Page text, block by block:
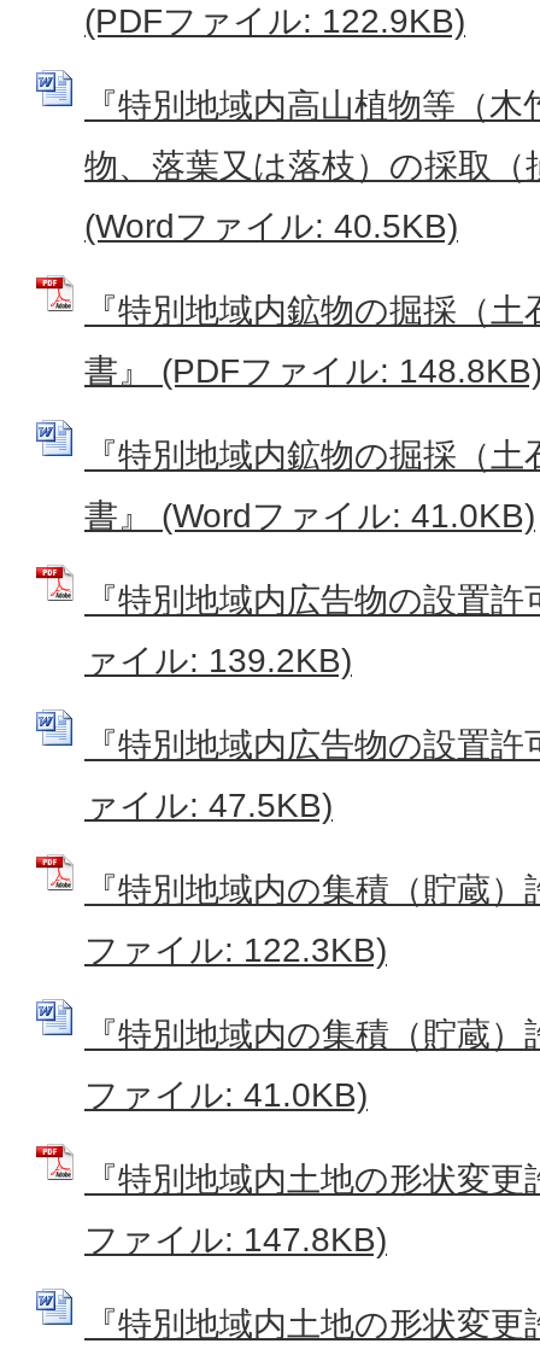
(PDFファイル: 122.9KB)
『特別地域内高山植物等（
物、落葉又は落枝）の採取（
(Wordファイル: 40.5KB)
『特別地域内鉱物の掘採（
書』 (PDFファイル:
『特別地域内鉱物の掘採（
書』 (Wordファイル: 41.0KB)
『特別地域内広告物の設置
ァイル: 139.2KB)
『特別地域内広告物の設置
ァイル: 47.5KB)
『特別地域内の集積（貯蔵
ファイル: 122.3KB)
『特別地域内の集積（貯蔵
ファイル: 41.0KB)
『特別地域内土地の形状変
ファイル: 147.8KB)
『特別地域内土地の形状変